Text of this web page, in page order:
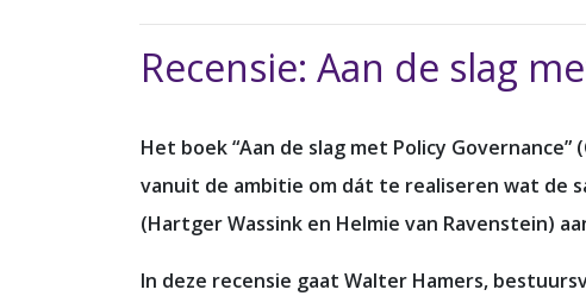
Recensie: Aan de slag
Het boek “Aan de slag met Policy
vanuit de ambitie om dát te realiseren wat de
(Hartger Wassink en Helmie van Ravenstein)
In deze recensie gaat Walter Hamers,